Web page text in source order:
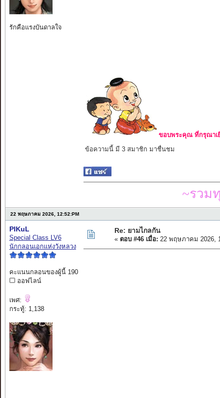
รักคือแรงบันดาลใจ
ขอบพระคุณ ที่กรุณาเ
ข้อความนี้ มี 3 สมาชิก มาชื่นชม
~รวม
22 พฤษภาคม 2026, 12:52:PM
PIKuL
Special Class LV6
นักกลอนเอกแห่งวังหลวง
คะแนนกลอนของผู้นี้ 190
ออฟไลน์
เพศ:
กระทู้: 1,138
Re: ยามไกลกัน
« ตอบ #46 เมื่อ: 22 พฤษภาคม 2026,